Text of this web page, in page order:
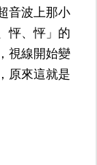
音波上那小
怦、怦」的
視線開始變
原來這就是